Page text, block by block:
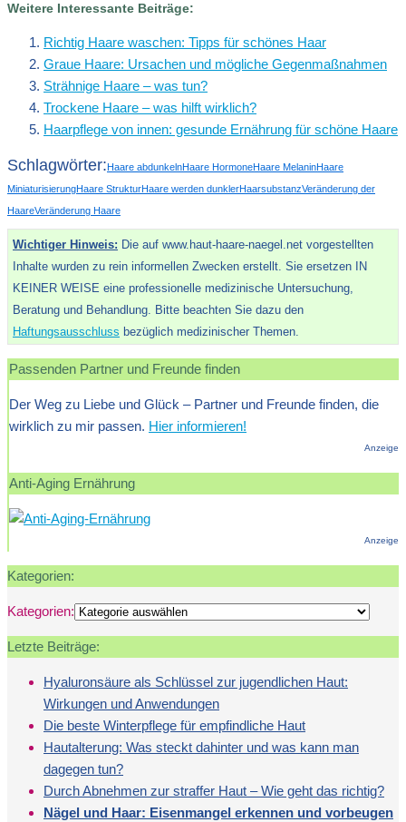
Weitere Interessante Beiträge:
Richtig Haare waschen: Tipps für schönes Haar
Graue Haare: Ursachen und mögliche Gegenmaßnahmen
Strähnige Haare – was tun?
Trockene Haare – was hilft wirklich?
Haarpflege von innen: gesunde Ernährung für schöne Haare
Schlagwörter:Haare abdunkelnHaare HormoneHaare MelaninHaare
MiniaturisierungHaare StrukturHaare werden dunklerHaarsubstanzVeränderung der
HaareVeränderung Haare
Wichtiger Hinweis: Die auf www.haut-haare-naegel.net vorgestellten
Inhalte wurden zu rein informellen Zwecken erstellt. Sie ersetzen IN
KEINER WEISE eine professionelle medizinische Untersuchung,
Beratung und Behandlung. Bitte beachten Sie dazu den
Haftungsausschluss bezüglich medizinischer Themen.
Passenden Partner und Freunde finden
Der Weg zu Liebe und Glück – Partner und Freunde finden, die
wirklich zu mir passen. Hier informieren!
Anzeige
Anti-Aging Ernährung
Anzeige
Kategorien:
Kategorien:
Letzte Beiträge:
Hyaluronsäure als Schlüssel zur jugendlichen Haut:
Wirkungen und Anwendungen
Die beste Winterpflege für empfindliche Haut
Hautalterung: Was steckt dahinter und was kann man
dagegen tun?
Durch Abnehmen zur straffer Haut – Wie geht das richtig?
Nägel und Haar: Eisenmangel erkennen und vorbeugen